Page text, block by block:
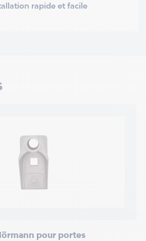
rapide et facile
pour portes